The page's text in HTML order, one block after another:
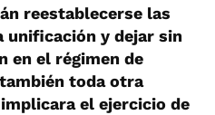
reestablecerse las
unificación y dejar sin
en el régimen de
toda otra
el ejercicio de